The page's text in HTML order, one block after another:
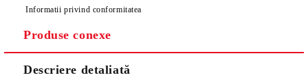
Informatii privind conformitatea
Produse conexe
Descriere detaliată